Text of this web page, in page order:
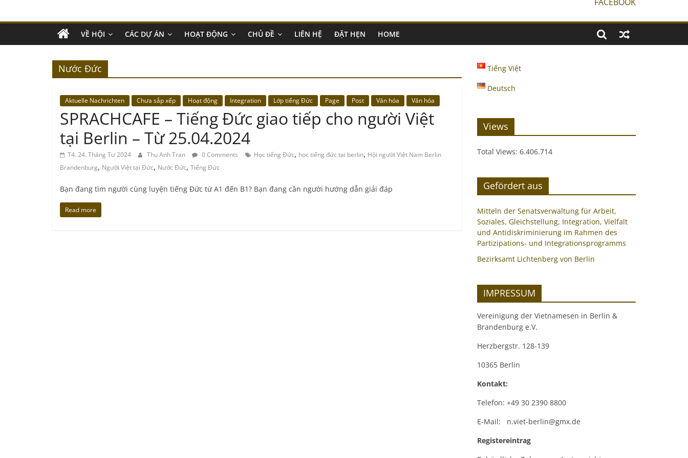
VỀ HỘI CÁC DỰ ÁN HOẠT ĐỘNG CHỦ ĐỀ LIÊN HỆ ĐẶT HẸN HOME
Nước Đức
Aktuelle Nachrichten Chưa sắp xếp Hoạt động Integration Lớp tiếng Đức Page Post Văn hóa Văn hóa
SPRACHCAFE – Tiếng Đức giao tiếp cho người Việt
tại Berlin – Từ 25.04.2024
T4. 24. Tháng Tư 2024 Thu Anh Tran 0 Comments Học tiếng Đức, học tiếng đức tại berlin, Hội người Việt Nam Berlin
Brandenburg, Người Việt tại Đức, Nước Đức, Tiếng Đức
Bạn đang tìm người cùng luyện tiếng Đức từ A1 đến B1? Bạn đang cần người hướng dẫn giải đáp
Read more
Tiếng Việt
Deutsch
Views
Total Views: 6.406.714
Gefördert aus
Mitteln der Senatsverwaltung für Arbeit,
Soziales, Gleichstellung, Integration, Vielfalt
und Antidiskriminierung im Rahmen des
Partizipations- und Integrationsprogramms
Bezirksamt Lichtenberg von Berlin
IMPRESSUM
Vereinigung der Vietnamesen in Berlin &
Brandenburg e.V.
Herzbergstr. 128-139
10365 Berlin
Kontakt:
Telefon: +49 30 2390 8800
E-Mail: n.viet-berlin@gmx.de
Registereintrag